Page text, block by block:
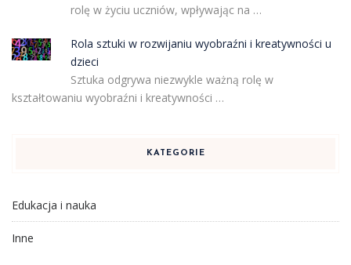
rolę w życiu uczniów, wpływając na …
Rola sztuki w rozwijaniu wyobraźni i kreatywności u
dzieci
Sztuka odgrywa niezwykle ważną rolę w
kształtowaniu wyobraźni i kreatywności …
KATEGORIE
Edukacja i nauka
Inne